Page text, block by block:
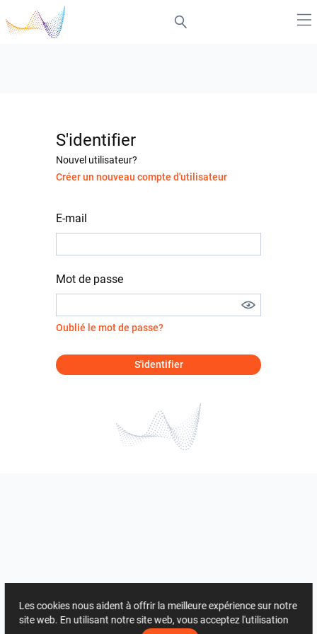
S'identifier
Nouvel utilisateur?
Créer un nouveau compte d'utilisateur
E-mail
Mot de passe
Oublié le mot de passe?
S'identifier
Les cookies nous aident à offrir la meilleure expérience sur notre
site web. En utilisant notre site web, vous acceptez l'utilisation